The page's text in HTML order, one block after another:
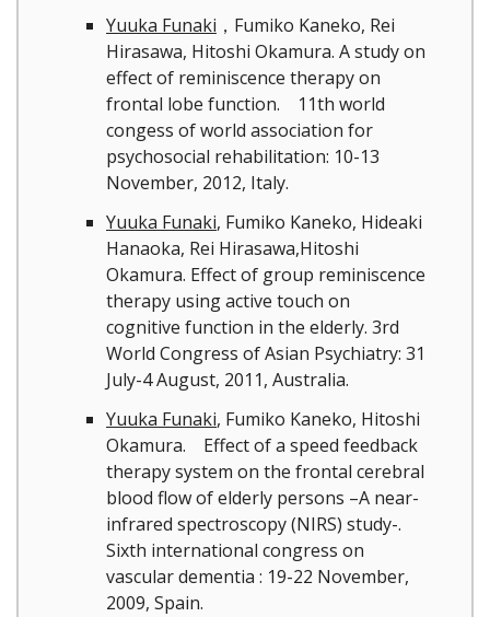
Yuuka Funaki ，Fumiko Kaneko, Rei
Hirasawa, Hitoshi Okamura. A study on
effect of reminiscence therapy on
frontal lobe function. 11th world
congess of world association for
psychosocial rehabilitation: 10-13
November, 2012, Italy.
Yuuka Funaki, Fumiko Kaneko, Hideaki
Hanaoka, Rei Hirasawa,Hitoshi
Okamura. Effect of group reminiscence
therapy using active touch on
cognitive function in the elderly. 3rd
World Congress of Asian Psychiatry: 31
July-4 August, 2011, Australia.
Yuuka Funaki, Fumiko Kaneko, Hitoshi
Okamura. Effect of a speed feedback
therapy system on the frontal cerebral
blood flow of elderly persons –A near-
infrared spectroscopy (NIRS) study-.
Sixth international congress on
vascular dementia : 19-22 November,
2009, Spain.